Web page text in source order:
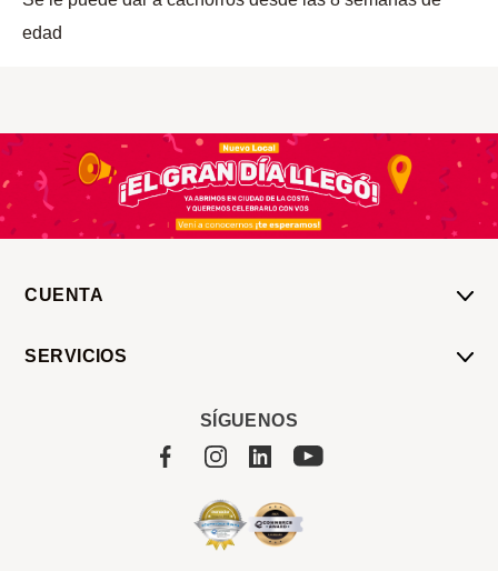
edad
CUENTA
SERVICIOS
SÍGUENOS